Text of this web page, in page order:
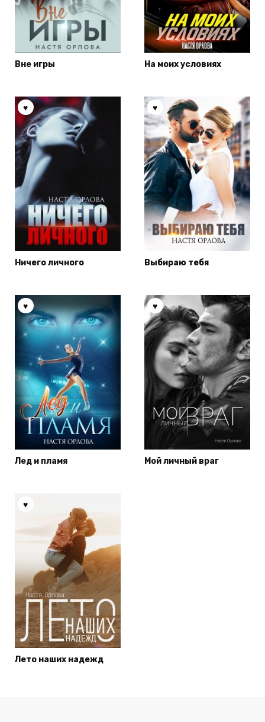
Вне игры На моих условиях
Ничего личного Выбираю тебя
Лед и пламя Мой личный враг
Лето наших надежд